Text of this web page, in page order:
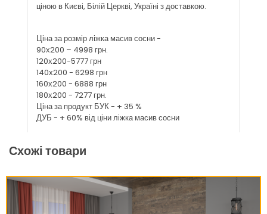
ціною в Києві, Білій Церкві, Україні з доставкою.
Ціна за розмір ліжка масив сосни -
90х200 – 4998 грн.
120х200-5777 грн
140х200 - 6298 грн
160х200 - 6888 грн
180х200 - 7277 грн.
Ціна за продукт БУК - + 35 %
ДУБ - + 60% від ціни ліжка масив сосни
Схожі товари